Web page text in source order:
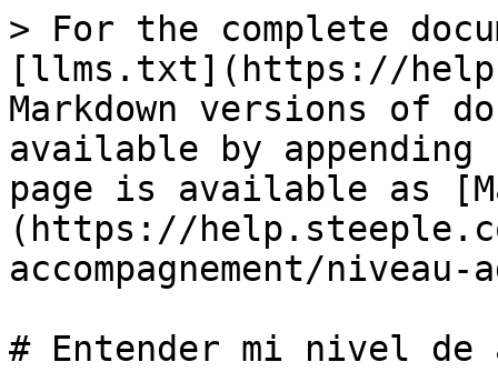
> For the complete
[llms.txt](https://
Markdown versions of
available by
page is available as
(https://
accompagnement/
# Entender mi nivel de